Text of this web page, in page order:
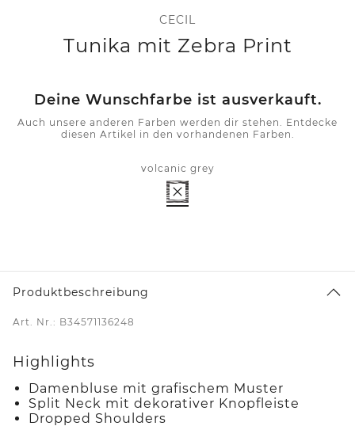
CECIL
Tunika mit Zebra Print
Deine Wunschfarbe ist ausverkauft.
Auch unsere anderen Farben werden dir stehen. Entdecke
diesen Artikel in den vorhandenen Farben.
volcanic grey
Produktbeschreibung
Art. Nr.: B34571136248
Highlights
Damenbluse mit grafischem Muster
Split Neck mit dekorativer Knopfleiste
Dropped Shoulders